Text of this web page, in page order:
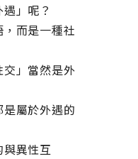
」呢？
，而是一種社
」當然是外
屬於外遇的
異性互